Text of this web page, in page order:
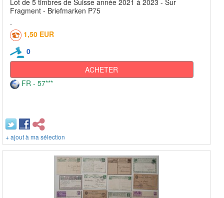
Lot de 5 timbres de Suisse année 2021 à 2023 - Sur
Fragment - Briefmarken P75
1,50 EUR
0
ACHETER
FR - 57***
+ ajout à ma sélection